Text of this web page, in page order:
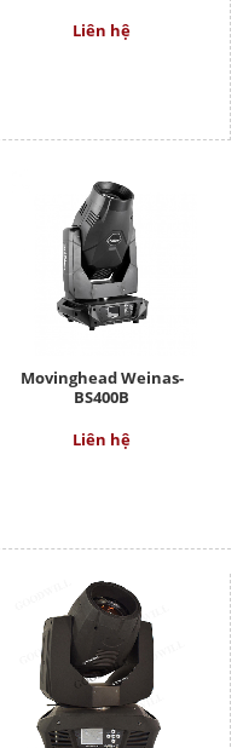
Liên hệ
Movinghead Weinas-
BS400B
Liên hệ